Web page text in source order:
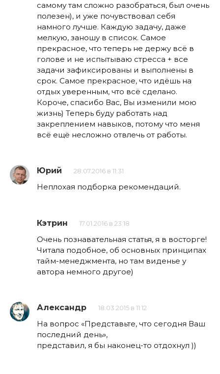
самому там сложно разобраться, был очень
полезен), и уже почувствовал себя
намного лучше. Каждую задачу, даже
мелкую, заношу в список. Самое
прекрасное, что теперь не держу всё в
голове и не испытываю стресса + все
задачи зафиксированы и выполнены в
срок. Самое прекрасное, что идёшь на
отдых уверенным, что всё сделано.
Короче, спасибо Вас, Вы изменили мою
жизнь) Теперь буду работать над
закреплением навыков, потому что меня
всё ещё несложно отвлечь от работы.
Юрий 28.07.2016 в 11:31
Неплохая подборка рекомендаций.
Кэтрин 17.01.2016 в 23:18
Очень познавательная статья, я в восторге!
Читала подобное, об основных принципах
тайм-менеджмента, но там виденье у
автора немного другое)
Александр 18.03.2015 в 11:12
На вопрос «Представьте, что сегодня Ваш
последний день»,
представил, я бы наконец-то отдохнул ))